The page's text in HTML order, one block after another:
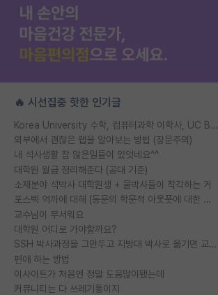
🔥 시선집중 핫한 인기글
Korea University 수학, 컴퓨터과학 이학사, UC Berkeley 산업공학 대학원 공학박사가 되는 것은 쉽지 않겠죠?
외부에서 괜찮은 랩을 알아보는 방법 (장문주의)
내 석사생활 참 많은일들이 있엇네요^^
대학원 월급 정리해준다 (공대 기준)
소재분야 석박사 대학원생 + 물박사들이 착각하는 거
포스텍 억까에 대해 (동문의 학문적 아웃풋에 대한 반박)
교수님이 무서워요
대학원 어디로 가야할까요?
SSH 박사과정을 그만두고 지방대 박사로 옮기면 교수의 꿈은 끝일까요?
편애 하는 방법
이사이트가 처음엔 정말 도움많이됐는데
커뮤니티는 다 쓰레기통이지